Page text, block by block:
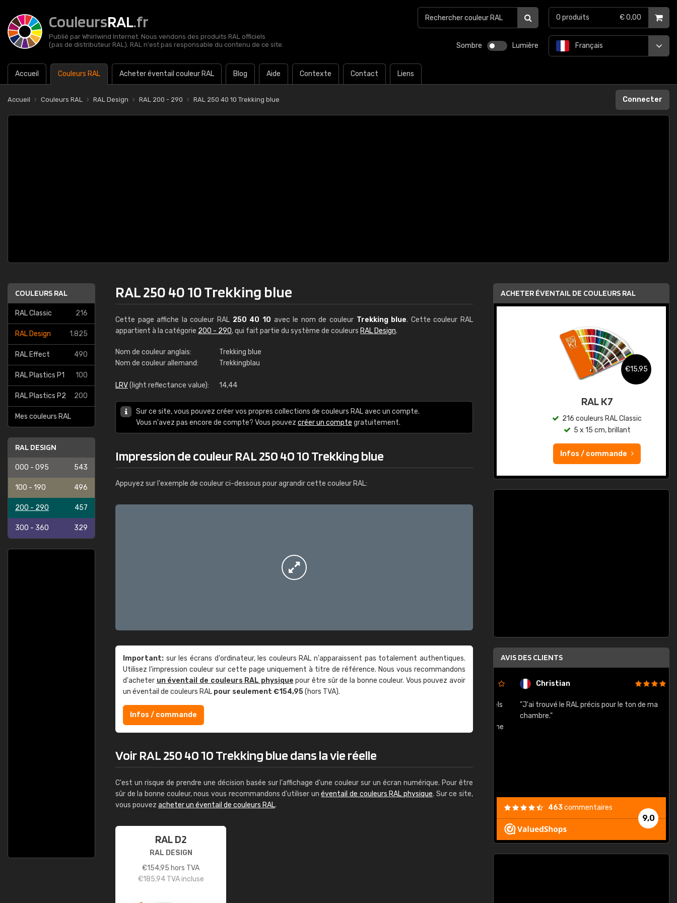
CouleursRAL.fr
Publié par Whirlwind Internet. Nous vendons des produits RAL officiels
(pas de distributeur RAL). RAL n'est pas responsable du contenu de ce site.
Sombre Lumière
Accueil Couleurs RAL Acheter éventail couleur RAL Blog Aide Contexte Contact Liens
Français
0 produits € 0,00
Accueil Couleurs RAL RAL Design RAL 200 - 290 RAL 250 40 10 Trekking blue Connecter
COULEURS RAL
RAL Classic 216
RAL Design 1.825
RAL Effect 490
RAL Plastics P1 100
RAL Plastics P2 200
Mes couleurs RAL
RAL DESIGN
000 - 095 543
100 - 190 496
200 - 290 457
300 - 360 329
RAL 250 40 10 Trekking blue
Cette page affiche la couleur RAL 250 40 10 avec le nom de couleur Trekking blue. Cette couleur RAL
appartient à la catégorie 200 - 290, qui fait partie du système de couleurs RAL Design.
Nom de couleur anglais:
Trekking blue
Nom de couleur allemand:
Trekkingblau
LRV(light reflectance value): 14,44
Sur ce site, vous pouvez créer vos propres collections de couleurs RAL avec un compte.
Vous n'avez pas encore de compte? Vous pouvez créer un compte gratuitement.
Impression de couleur RAL 250 40 10 Trekking blue
Appuyez sur l'exemple de couleur ci-dessous pour agrandir cette couleur RAL:
Important: sur les écrans d'ordinateur, les couleurs RAL n'apparaissent pas totalement authentiques.
Utilisez l'impression couleur sur cette page uniquement à titre de référence. Nous vous recommandons
d'acheter un éventail de couleurs RAL physique pour être sûr de la bonne couleur. Vous pouvez avoir
un éventail de couleurs RAL pour seulement €154,95(hors TVA).
Infos / commande
Voir RAL 250 40 10 Trekking blue dans la vie réelle
C'est un risque de prendre une décision basée sur l'affichage d'une couleur sur un écran numérique. Pour être
sûr de la bonne couleur, nous vous recommandons d'utiliser unéventail de couleurs RAL physique. Sur ce site,
vous pouvez acheter un éventail de couleurs RAL.
RAL D2
RAL DESIGN
€154,95 hors TVA
€185,94TVA incluse
ACHETER ÉVENTAIL DE COULEURS RAL
RAL K7 à base d'eau
216 couleurs RAL Classic
Infos / commande
€15,95
RAL K7
216 couleurs RAL Classic
5 x 15 cm, brillant
Infos / commande
AVIS DES CLIENTS
Guillaume Euvrard Christian
"J'ai trouvé le RAL précis pour le ton de ma
chambre."
9,0
463commentaires